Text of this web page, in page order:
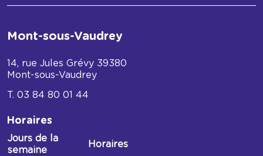
Mont-sous-Vaudrey
14, rue Jules Grévy 39380
Mont-sous-Vaudrey
03 84 80 01 44
Horaires
Jours de la
semaine
Horaires